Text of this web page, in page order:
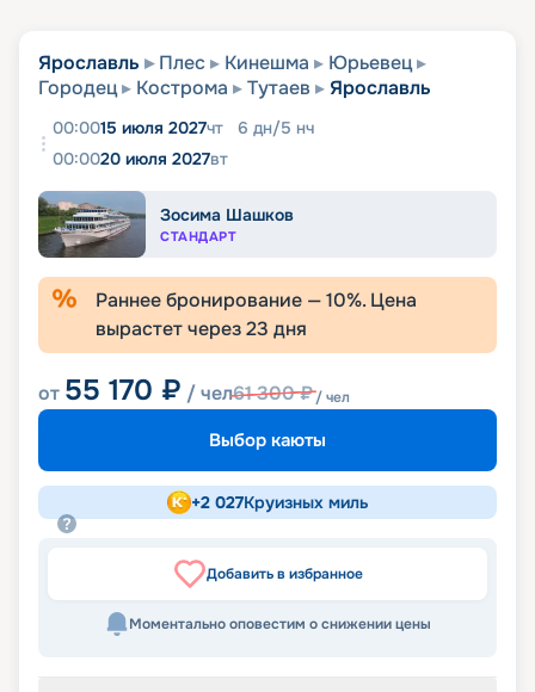
Ярославль Плес Кинешма
Юрьевец
Городец
Кострома Тутаев Ярославль
00:0015 июля 2027чт 6 дн/5 нч
00:0020 июля 2027вт
Зосима Шашков
СТАНДАРТ
Раннее бронирование —10%. Цена
вырастет через23 дня
от 55 170 ₽ / чел61 300₽/ чел
Выбор каюты
+2 027Круизных миль
Добавить в избранное
Моментально оповестим о снижении цены